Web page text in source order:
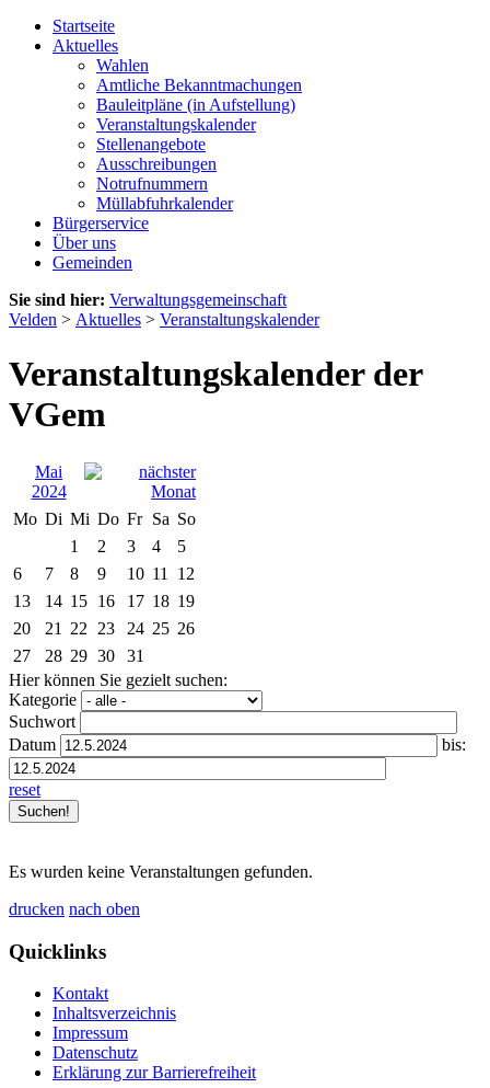
Startseite
Aktuelles
Wahlen
Amtliche Bekanntmachungen
Bauleitpläne (in Aufstellung)
Veranstaltungskalender
Stellenangebote
Ausschreibungen
Notrufnummern
Müllabfuhrkalender
Bürgerservice
Über uns
Gemeinden
Sie sind hier: Verwaltungsgemeinschaft
Velden > Aktuelles > Veranstaltungskalender
Veranstaltungskalender der
VGem
Mai
2024
Mo Di Mi Do Fr Sa So
1
2 3 4
5
6
7 8 9 10 11
12
13
14 15 16 17 18 19
20
21 22 23 24 25 26
27
28 29 30
31
Hier können Sie gezielt suchen:
Kategorie
Suchwort
Datum
bis:
reset
Es wurden keine Veranstaltungen gefunden.
drucken nach oben
Quicklinks
Kontakt
Inhaltsverzeichnis
Impressum
Datenschutz
Erklärung zur Barrierefreiheit